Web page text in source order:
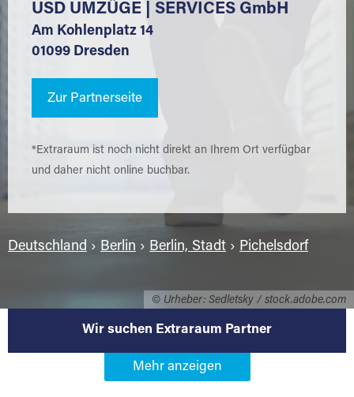
© Urheber: Sedletsky / stock.adobe.com
USD UMZÜGE | SERVICES GmbH
Am Kohlenplatz 14
01099 Dresden
Zur Partnerseite
*Extraraum ist noch nicht direkt an Ihrem Ort verfügbar
und daher nicht online buchbar.
Deutschland › Berlin › Berlin, Stadt › Pichelsdorf
Wir suchen Extraraum Partner
Werden Sie Extraraum Partner in